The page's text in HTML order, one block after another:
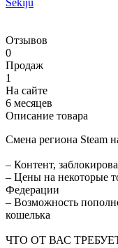
Sekiju
Отзывов
0
Продаж
1
На сайте
6 месяцев
Описание товара
Смена региона Steam
– Контент,
– Цены на некоторые
Федерации
– Возможность
кошелька
ЧТО ОТ ВАС